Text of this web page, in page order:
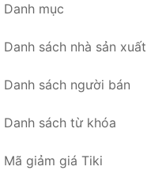
Danh mục
Danh sách nhà sản xuất
Danh sách người bán
Danh sách từ khóa
Mã giảm giá Tiki